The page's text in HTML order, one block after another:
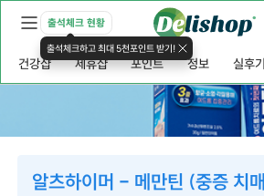
출석체크 현황
출석체크하고 최대 5천포인트 받기!
건강샵 제휴샵 포인트 정보 실후기
알츠하이머 - 메만틴 (중증 치